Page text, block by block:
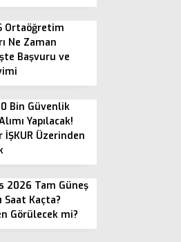
Ortaöğretim
Ne Zaman
Başvuru ve
Bin Güvenlik
Yapılacak!
İŞKUR Üzerinden
2026 Tam Güneş
Saat Kaçta?
Görülecek mi?